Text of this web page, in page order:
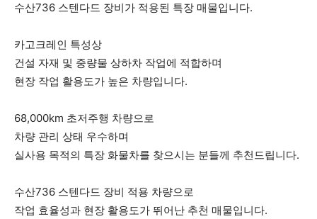
수산736 스텐다드 장비가 적용된 특장 매물입니다.
카고크레인 특성상
건설 자재 및 중량물 상하차 작업에 적합하며
현장 작업 활용도가 높은 차량입니다.
68,000km 초저주행 차량으로
차량 관리 상태 우수하며
실사용 목적의 특장 화물차를 찾으시는 분들께 추천드립니다.
수산736 스텐다드 장비 적용 차량으로
작업 효율성과 현장 활용도가 뛰어난 추천 매물입니다.